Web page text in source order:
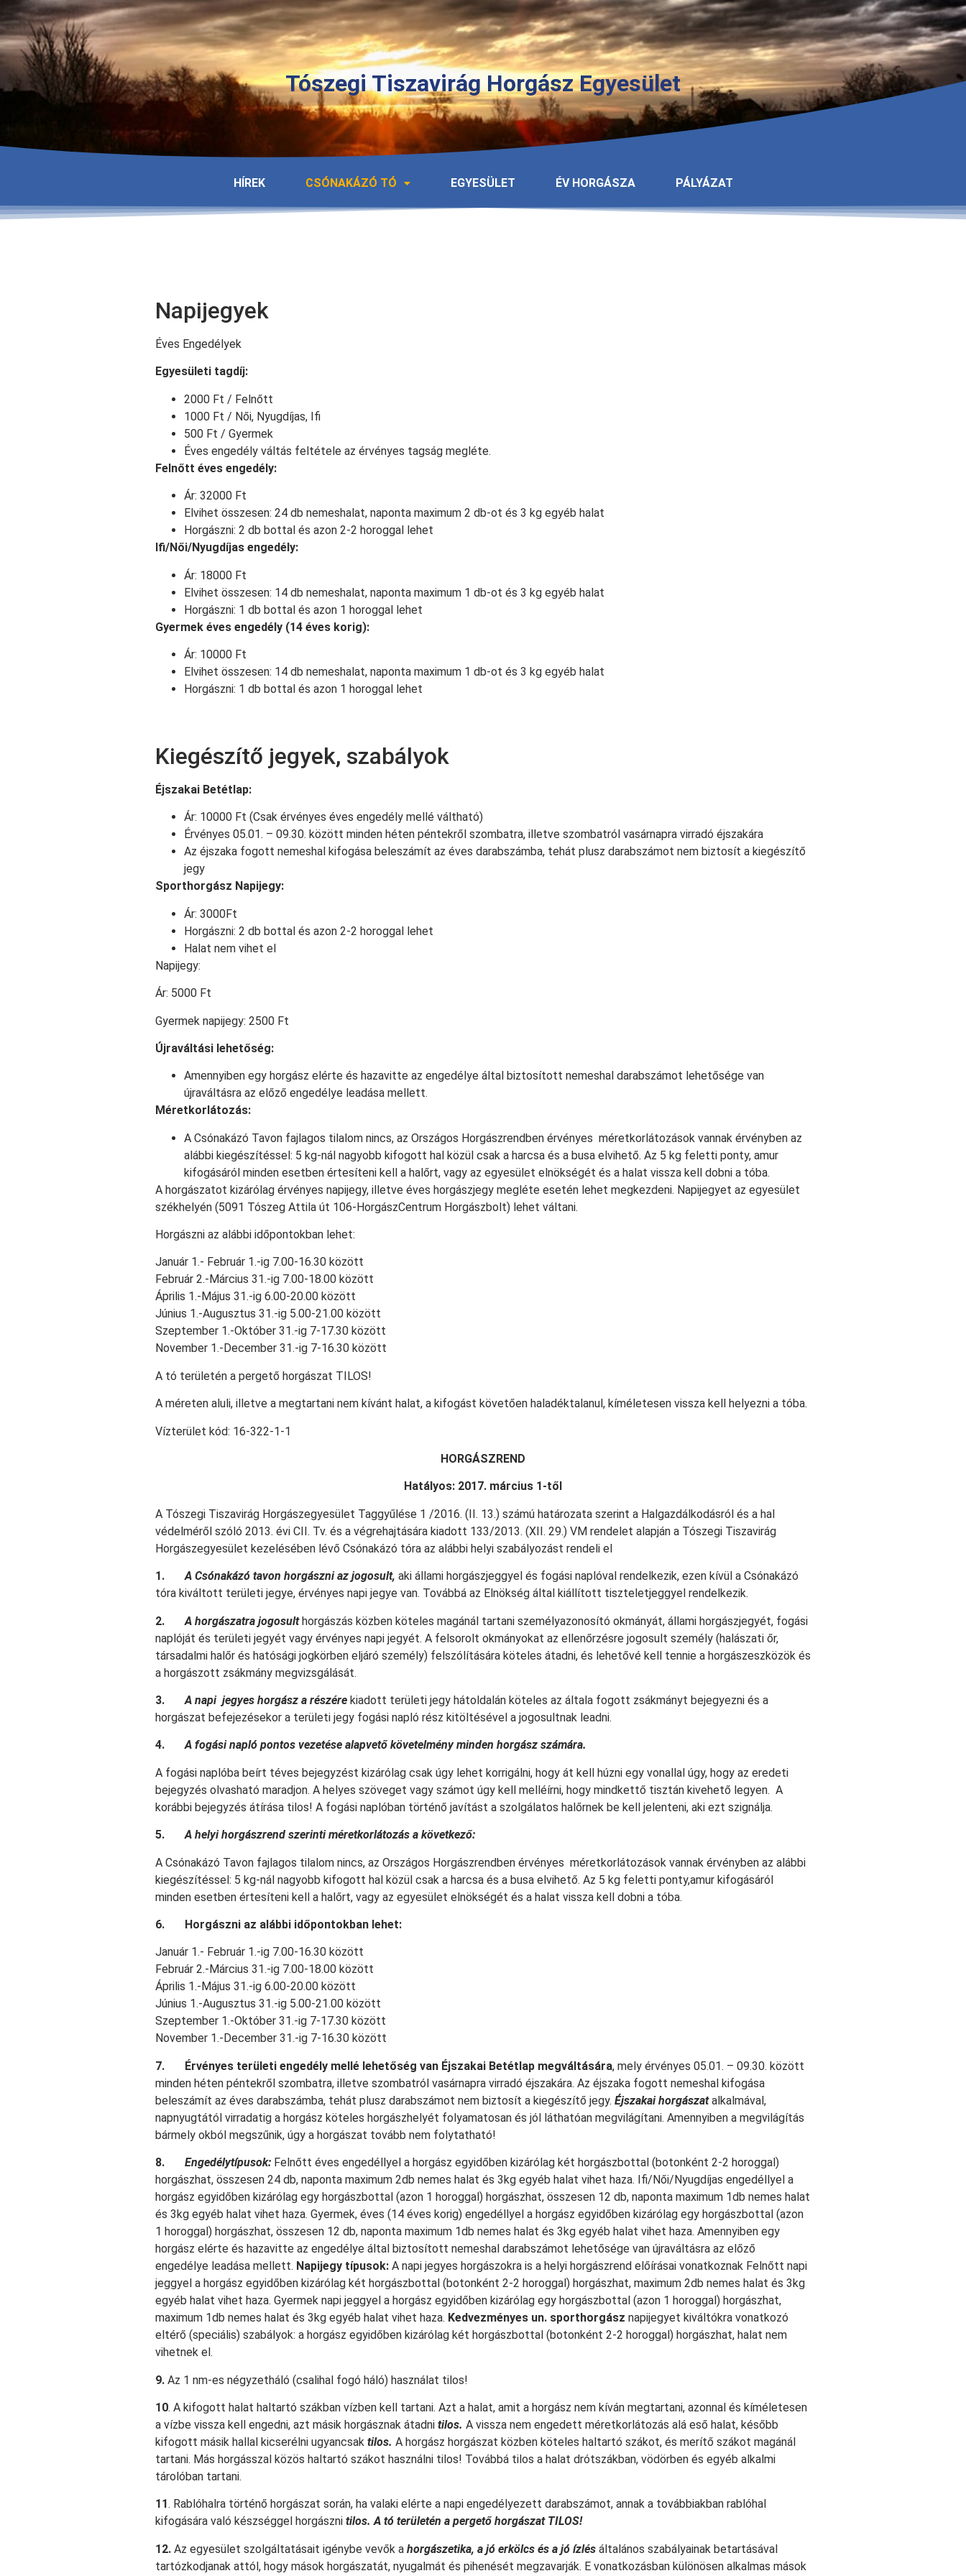
Tószegi Tiszavirág Horgász Egyesület
HÍREK CSÓNAKÁZÓ TÓ EGYESÜLET ÉV HORGÁSZA PÁLYÁZAT
Napijegyek
Éves Engedélyek
Egyesületi tagdíj:
2000 Ft / Felnőtt
1000 Ft / Női, Nyugdíjas, Ifi
500 Ft / Gyermek
Éves engedély váltás feltétele az érvényes tagság megléte.
Felnőtt éves engedély:
Ár: 32000 Ft
Elvihet összesen: 24 db nemeshalat, naponta maximum 2 db-ot és 3 kg egyéb halat
Horgászni: 2 db bottal és azon 2-2 horoggal lehet
Ifi/Női/Nyugdíjas engedély:
Ár: 18000 Ft
Elvihet összesen: 14 db nemeshalat, naponta maximum 1 db-ot és 3 kg egyéb halat
Horgászni: 1 db bottal és azon 1 horoggal lehet
Gyermek éves engedély (14 éves korig):
Ár: 10000 Ft
Elvihet összesen: 14 db nemeshalat, naponta maximum 1 db-ot és 3 kg egyéb halat
Horgászni: 1 db bottal és azon 1 horoggal lehet
Kiegészítő jegyek, szabályok
Éjszakai Betétlap:
Ár: 10000 Ft (Csak érvényes éves engedély mellé váltható)
Érvényes 05.01. – 09.30. között minden héten péntekről szombatra, illetve szombatról vasárnapra virradó éjszakára
Az éjszaka fogott nemeshal kifogása beleszámít az éves darabszámba, tehát plusz darabszámot nem biztosít a kiegészítő
jegy
Sporthorgász Napijegy:
Ár: 3000Ft
Horgászni: 2 db bottal és azon 2-2 horoggal lehet
Halat nem vihet el
Napijegy:
Ár: 5000 Ft
Gyermek napijegy: 2500 Ft
Újraváltási lehetőség:
Amennyiben egy horgász elérte és hazavitte az engedélye által biztosított nemeshal darabszámot lehetősége van
újraváltásra az előző engedélye leadása mellett.
Méretkorlátozás:
A Csónakázó Tavon fajlagos tilalom nincs, az Országos Horgászrendben érvényes méretkorlátozások vannak érvényben az
alábbi kiegészítéssel: 5 kg-nál nagyobb kifogott hal közül csak a harcsa és a busa elvihető. Az 5 kg feletti ponty, amur
kifogásáról minden esetben értesíteni kell a halőrt, vagy az egyesület elnökségét és a halat vissza kell dobni a tóba.
A horgászatot kizárólag érvényes napijegy, illetve éves horgászjegy megléte esetén lehet megkezdeni. Napijegyet az egyesület
székhelyén (5091 Tószeg Attila út 106-HorgászCentrum Horgászbolt) lehet váltani.
Horgászni az alábbi időpontokban lehet:
Január 1.- Február 1.-ig 7.00-16.30 között
Február 2.-Március 31.-ig 7.00-18.00 között
Április 1.-Május 31.-ig 6.00-20.00 között
Június 1.-Augusztus 31.-ig 5.00-21.00 között
Szeptember 1.-Október 31.-ig 7-17.30 között
November 1.-December 31.-ig 7-16.30 között
A tó területén a pergető horgászat TILOS!
A méreten aluli, illetve a megtartani nem kívánt halat, a kifogást követően haladéktalanul, kíméletesen vissza kell helyezni a tóba.
Vízterület kód: 16-322-1-1
HORGÁSZREND
Hatályos: 2017. március 1-től
A Tószegi Tiszavirág Horgászegyesület Taggyűlése 1 /2016. (II. 13.) számú határozata szerint a Halgazdálkodásról és a hal
védelméről szóló 2013. évi CII. Tv. és a végrehajtására kiadott 133/2013. (XII. 29.) VM rendelet alapján a Tószegi Tiszavirág
Horgászegyesület kezelésében lévő Csónakázó tóra az alábbi helyi szabályozást rendeli el
1.A Csónakázó tavon horgászni az jogosult, aki állami horgászjeggyel és fogási naplóval rendelkezik, ezen kívül a Csónakázó
tóra kiváltott területi jegye, érvényes napi jegye van. Továbbá az Elnökség által kiállított tiszteletjeggyel rendelkezik.
2. A horgászatra jogosulthorgászás közben köteles magánál tartani személyazonosító okmányát, állami horgászjegyét, fogási
naplóját és területi jegyét vagy érvényes napi jegyét. A felsorolt okmányokat az ellenőrzésre jogosult személy (halászati őr,
társadalmi halőr és hatósági jogkörben eljáró személy) felszólítására köteles átadni, és lehetővé kell tennie a horgászeszközök és
a horgászott zsákmány megvizsgálását.
3. A napi jegyes horgász a részére kiadott területi jegy hátoldalán köteles az általa fogott zsákmányt bejegyezni és a
horgászat befejezésekor a területi jegy fogási napló rész kitöltésével a jogosultnak leadni.
4.A fogási napló pontos vezetése alapvető követelmény minden horgász számára.
A fogási naplóba beírt téves bejegyzést kizárólag csak úgy lehet korrigálni, hogy át kell húzni egy vonallal úgy, hogy az eredeti
bejegyzés olvasható maradjon. A helyes szöveget vagy számot úgy kell melléírni, hogy mindkettő tisztán kivehető legyen. A
korábbi bejegyzés átírása tilos! A fogási naplóban történő javítást a szolgálatos halőrnek be kell jelenteni, aki ezt szignálja.
5.A helyi horgászrend szerinti méretkorlátozás a következő:
A Csónakázó Tavon fajlagos tilalom nincs, az Országos Horgászrendben érvényes méretkorlátozások vannak érvényben az alábbi
kiegészítéssel: 5 kg-nál nagyobb kifogott hal közül csak a harcsa és a busa elvihető. Az 5 kg feletti ponty,amur kifogásáról
minden esetben értesíteni kell a halőrt, vagy az egyesület elnökségét és a halat vissza kell dobni a tóba.
6. Horgászni az alábbi időpontokban lehet:
Január 1.- Február 1.-ig 7.00-16.30 között
Február 2.-Március 31.-ig 7.00-18.00 között
Április 1.-Május 31.-ig 6.00-20.00 között
Június 1.-Augusztus 31.-ig 5.00-21.00 között
Szeptember 1.-Október 31.-ig 7-17.30 között
November 1.-December 31.-ig 7-16.30 között
7. Érvényes területi engedély mellé lehetőség van Éjszakai Betétlap megváltására, mely érvényes 05.01. – 09.30. között
minden héten péntekről szombatra, illetve szombatról vasárnapra virradó éjszakára. Az éjszaka fogott nemeshal kifogása
beleszámít az éves darabszámba, tehát plusz darabszámot nem biztosít a kiegészítő jegy. Éjszakai horgászatalkalmával,
napnyugtától virradatig a horgász köteles horgászhelyét folyamatosan és jól láthatóan megvilágítani. Amennyiben a megvilágítás
bármely okból megszűnik, úgy a horgászat tovább nem folytatható!
8. Engedélytípusok: Felnőtt éves engedéllyel a horgász egyidőben kizárólag két horgászbottal (botonként 2-2 horoggal)
horgászhat, összesen 24 db, naponta maximum 2db nemes halat és 3kg egyéb halat vihet haza. Ifi/Női/Nyugdíjas engedéllyel a
horgász egyidőben kizárólag egy horgászbottal (azon 1 horoggal) horgászhat, összesen 12 db, naponta maximum 1db nemes halat
és 3kg egyéb halat vihet haza. Gyermek, éves (14 éves korig) engedéllyel a horgász egyidőben kizárólag egy horgászbottal (azon
1 horoggal) horgászhat, összesen 12 db, naponta maximum 1db nemes halat és 3kg egyéb halat vihet haza. Amennyiben egy
horgász elérte és hazavitte az engedélye által biztosított nemeshal darabszámot lehetősége van újraváltásra az előző
engedélye leadása mellett. Napijegy típusok: A napi jegyes horgászokra is a helyi horgászrend előírásai vonatkoznak Felnőtt napi
jeggyel a horgász egyidőben kizárólag két horgászbottal (botonként 2-2 horoggal) horgászhat, maximum 2db nemes halat és 3kg
egyéb halat vihet haza. Gyermek napi jeggyel a horgász egyidőben kizárólag egy horgászbottal (azon 1 horoggal) horgászhat,
maximum 1db nemes halat és 3kg egyéb halat vihet haza. Kedvezményes un. sporthorgász napijegyet kiváltókra vonatkozó
eltérő (speciális) szabályok: a horgász egyidőben kizárólag két horgászbottal (botonként 2-2 horoggal) horgászhat, halat nem
vihetnek el.
9. Az 1 nm-es négyzetháló (csalihal fogó háló) használat tilos!
10. A kifogott halat haltartó szákban vízben kell tartani. Azt a halat, amit a horgász nem kíván megtartani, azonnal és kíméletesen
a vízbe vissza kell engedni, azt másik horgásznak átadni tilos. A vissza nem engedett méretkorlátozás alá eső halat, később
kifogott másik hallal kicserélni ugyancsak tilos. A horgász horgászat közben köteles haltartó szákot, és merítő szákot magánál
tartani. Más horgásszal közös haltartó szákot használni tilos! Továbbá tilos a halat drótszákban, vödörben és egyéb alkalmi
tárolóban tartani.
11. Rablóhalra történő horgászat során, ha valaki elérte a napi engedélyezett darabszámot, annak a továbbiakban rablóhal
kifogására való készséggel horgászni tilos. A tó területén a pergető horgászat TILOS!
12. Az egyesület szolgáltatásait igénybe vevők a horgászetika, a jó erkölcs és a jó ízlés általános szabályainak betartásával
tartózkodjanak attól, hogy mások horgászatát, nyugalmát és pihenését megzavarják. E vonatkozásban különösen alkalmas mások